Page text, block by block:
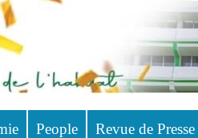
People Revue de Presse